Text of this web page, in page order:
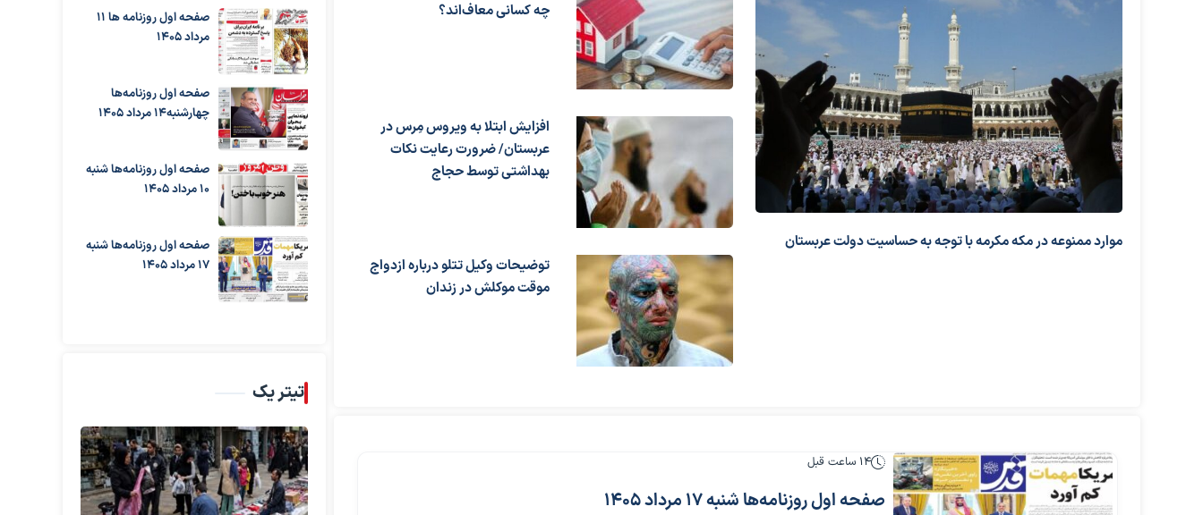
موارد ممنوعه در مکه مکرمه با توجه به حساسیت دولت عربستان
چه کسانی معاف‌اند؟
افزایش ابتلا به ویروس مِرس در
عربستان/ ضرورت رعایت نکات
بهداشتی توسط حجاج
توضیحات وکیل تتلو درباره ازدواج
موقت موکلش در زندان
14 ساعت قبل
صفحه اول روزنامه‌ها شنبه 17 مرداد 1405
صفحه اول روزنامه ها 11
مرداد 1405
صفحه اول روزنامه‌ها
چهارشنبه14 مرداد 1405
صفحه اول روزنامه‌ها شنبه
10 مرداد 1405
صفحه اول روزنامه‌ها شنبه
17 مرداد 1405
تیتر یک